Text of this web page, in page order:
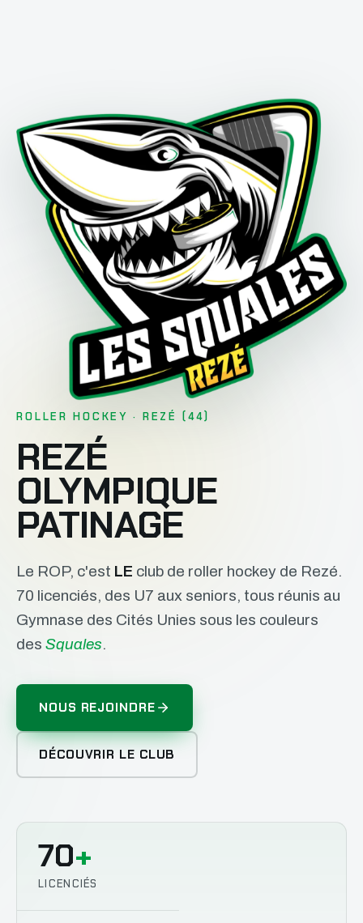
ROLLER HOCKEY · REZÉ (44)
REZÉ
OLYMPIQUE
PATINAGE
Le ROP, c'est LE club de roller hockey de Rezé.
70 licenciés, des U7 aux seniors, tous réunis au
Gymnase des Cités Unies sous les couleurs
des Squales.
NOUS REJOINDRE
DÉCOUVRIR LE CLUB
70+
LICENCIÉS